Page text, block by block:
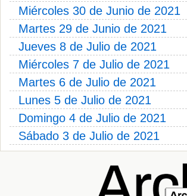
Miércoles 30 de Junio de 2021
Martes 29 de Junio de 2021
Jueves 8 de Julio de 2021
Miércoles 7 de Julio de 2021
Martes 6 de Julio de 2021
Lunes 5 de Julio de 2021
Domingo 4 de Julio de 2021
Sábado 3 de Julio de 2021